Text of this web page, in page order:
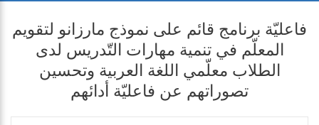
فاعليّة برنامج قائم على نموذج مارزانو لتقويم
المعلّم في تنمية مهارات التّدريس لدى
الطلاب معلّمي اللغة العربية وتحسين
تصوراتهم عن فاعليّة أدائهم